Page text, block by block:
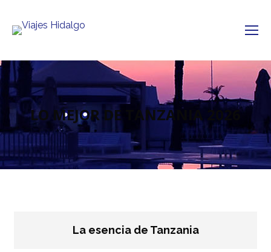
LO MEJOR DE TANZANIA 2026
La esencia de Tanzania